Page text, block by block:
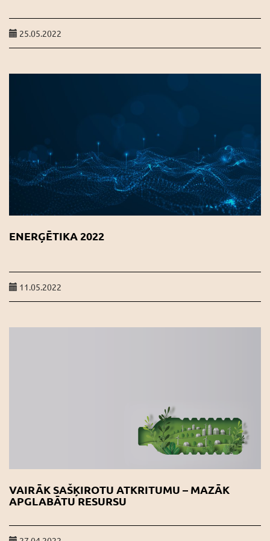
25.05.2022
ENERĢĒTIKA 2022
11.05.2022
VAIRĀK SAŠĶIROTU ATKRITUMU – MAZĀK
APGLABĀTU RESURSU